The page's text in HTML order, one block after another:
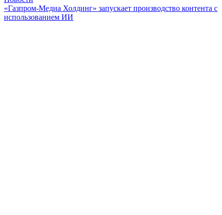
«Газпром-Медиа Холдинг» запускает производство контента с
использованием ИИ